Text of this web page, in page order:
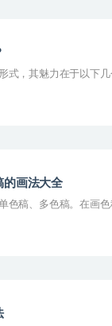
式，其魅力在于以下
的画法大全
色稿、多色稿。在画